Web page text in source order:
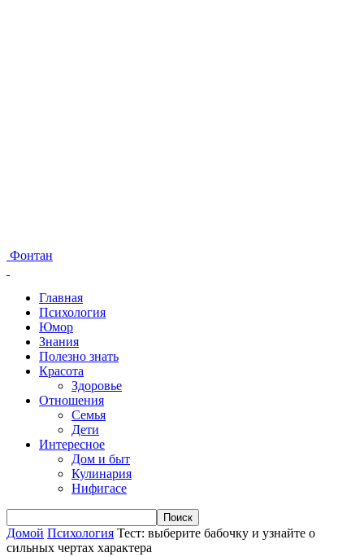
Фонтан
Главная
Психология
Юмор
Знания
Полезно знать
Красота
Здоровье
Отношения
Семья
Дети
Интересное
Дом и быт
Кулинария
Нифигасе
Домой Психология Тест: выберите бабочку и узнайте о
сильных чертах характера